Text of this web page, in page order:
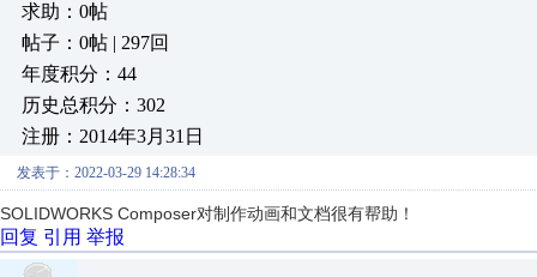
求助：0帖
帖子：0帖 | 297回
年度积分：44
历史总积分：302
注册：2014年3月31日
发表于：2022-03-29 14:28:34
SOLIDWORKS Composer对制作动画和文档很有帮助！
回复 引用 举报